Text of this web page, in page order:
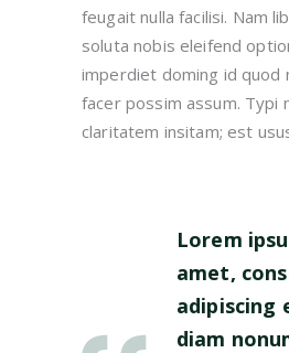
feugait nulla facilisi. Nam
soluta nobis eleifend
imperdiet doming id quod
facer possim assum. Typi
claritatem insitam; est
Lorem
amet,
adipiscing
diam